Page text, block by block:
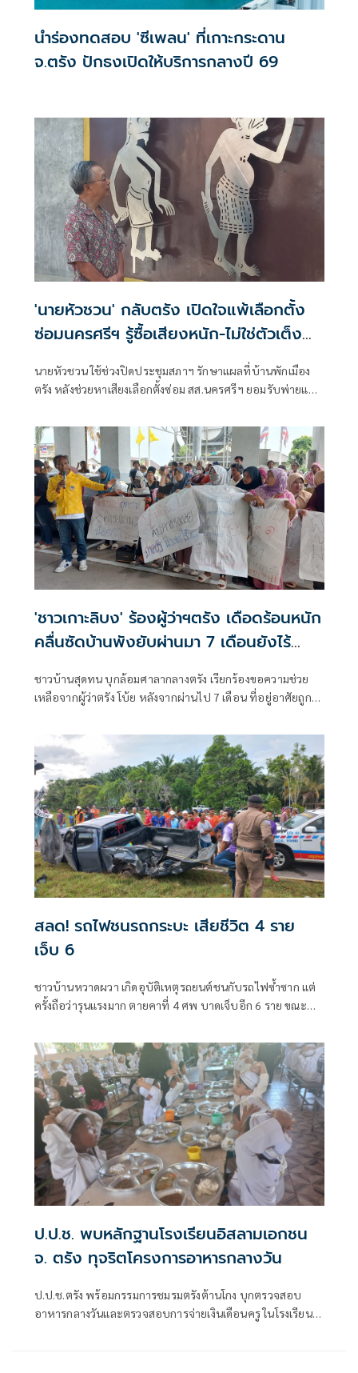
นำร่องทดสอบ 'ซีเพลน' ที่เกาะกระดาน
จ.ตรัง ปักธงเปิดให้บริการกลางปี 69
'นายหัวชวน' กลับตรัง เปิดใจแพ้เลือกตั้ง
ซ่อมนครศรีฯ รู้ซื้อเสียงหนัก-ไม่ใช่ตัวเต็ง
นายหัวชวน ใช้ช่วงปิดประชุมสภาฯ รักษาแผลที่บ้านพักเมือง
ตรัง หลังช่วยหาเสียงเลือกตั้งซ่อม สส.นครศรีฯ ยอมรับพ่ายแพ้
เปิดเวทีปราศรัย ไม่ซื้อเสียง มองปรับ ครม. ยังคงพรรคเดิม แม้มี
ปัญหาในพรรคร่วมรัฐบาล แต่ที่สุดก็ยังทนอยู่ร่วมรัฐบาลกันต่อ
ไป
'ชาวเกาะลิบง' ร้องผู้ว่าฯตรัง เดือดร้อนหนัก
คลื่นซัดบ้านพังยับผ่านมา 7 เดือนยังไร้
ชาวบ้านสุดทน บุกล้อมศาลากลางตรัง เรียกร้องขอความช่วย
เหลือจากผู้ว่าตรัง โบ้ย หลังจากผ่านไป 7 เดือน ที่อยู่อาศัยถูก
หนัก เรียกร้องให้มีการช่วยเหลือด่วน ก่อนหน้ามรสุมจะมาอีก
ครั้ง ท่ามกลางการรักษาความปลอดภัยอย่างแน่นหนา
สลด! รถไฟชนรถกระบะ เสียชีวิต 4 ราย
เจ็บ 6
ชาวบ้านหวาดผวา เกิดอุบัติเหตุรถยนต์ชนกับรถไฟซ้ำซาก แต่
ครั้งถือว่ารุนแรงมาก ตายคาที่ 4 ศพ บาดเจ็บอีก 6 ราย ขณะที่
แบรครถได้ทัน บางศพกระเด็นไปไกลนับ 10 เมตร
ป.ป.ช. พบหลักฐานโรงเรียนอิสลามเอกชน
จ. ตรัง ทุจริตโครงการอาหารกลางวัน
ป.ป.ช.ตรัง พร้อมกรรมการชมรมตรังต้านโกง บุกตรวจสอบ
อาหารกลางวันและตรวจสอบการจ่ายเงินเดือนครู ในโรงเรียน